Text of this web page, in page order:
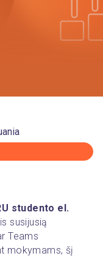
studento el.
susijusią
Teams
mokymams, šį